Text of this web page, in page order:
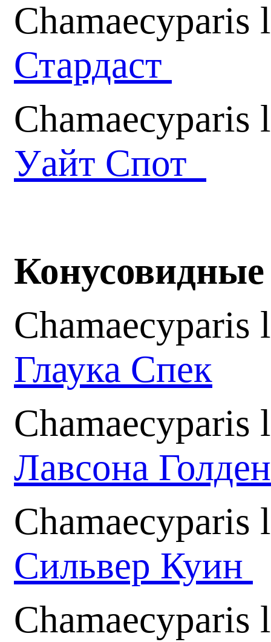
Стардаст
Уайт Спот
Chamaecyparis
Глаука Спек
Лавсона
Сильвер Куин